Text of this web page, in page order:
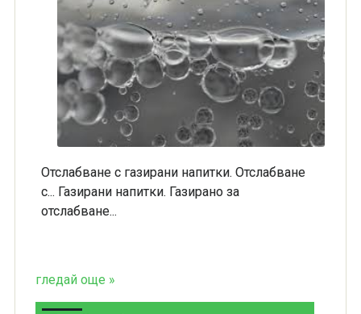
Отслабване с газирани напитки. Отслабване
с... Газирани напитки. Газирано за
отслабване...
гледай още »